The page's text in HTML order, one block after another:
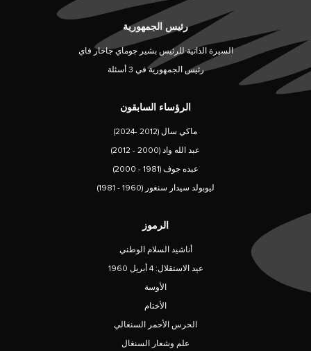
رئيس الجمهورية
السيرة الذاتية للرئيس بشير جوماي جاخار فاي
رئيس الجمهورية في 3 أسئلة
الرؤساء السابقون
ماكي سال (2012 -2024)
عبد الله واد (2000 - 2012)
عبده جوف (1981 - 2000)
ليوبولد سيدار سنغور (1960 - 1981)
الرموز
أناشيد السلام الوطني
عيد الاستقلال: 4 أبريل 1960
الأوسة
الأختام
الحرس الأحمر السنغالي
علم وشعار السنغال